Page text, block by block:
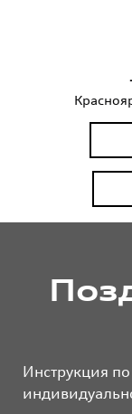
Инструкция